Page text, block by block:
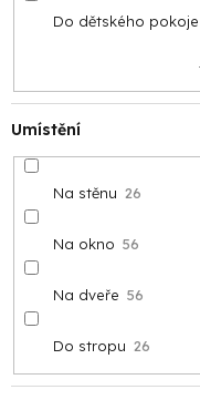
Do dětského pokoje
Umístění
Na stěnu 26
Na okno 56
Na dveře 56
Do stropu 26